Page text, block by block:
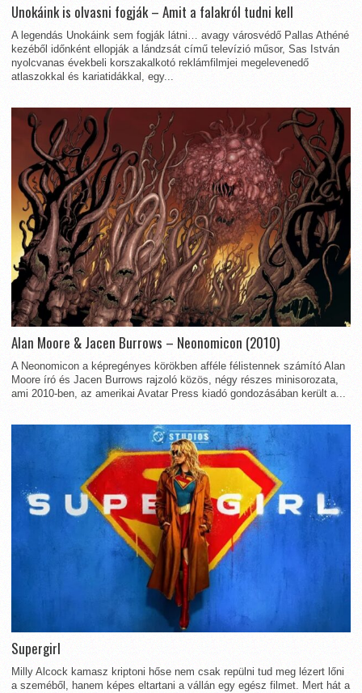
Unokáink is olvasni fogják – Amit a falakról tudni kell
A legendás Unokáink sem fogják látni… avagy városvédő Pallas Athéné
kezéből időnként ellopják a lándzsát című televízió műsor, Sas István
nyolcvanas évekbeli korszakalkotó reklámfilmjei megelevenedő
atlaszokkal és kariatidákkal, egy...
Alan Moore & Jacen Burrows – Neonomicon (2010)
A Neonomicon a képregényes körökben afféle félistennek számító Alan
Moore író és Jacen Burrows rajzoló közös, négy részes minisorozata,
ami 2010-ben, az amerikai Avatar Press kiadó gondozásában került a...
Supergirl
Milly Alcock kamasz kriptoni hőse nem csak repülni tud meg lézert lőni
a szeméből, hanem képes eltartani a vállán egy egész filmet. Mert hát a